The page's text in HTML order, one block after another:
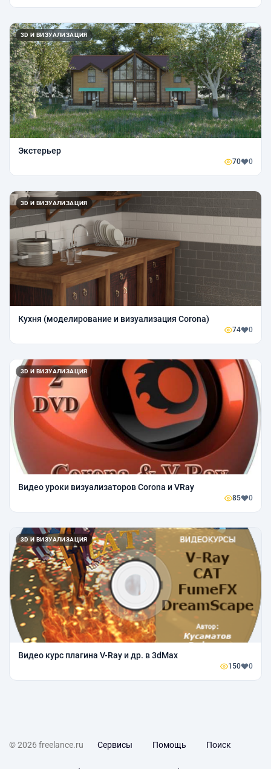
3D И ВИЗУАЛИЗАЦИЯ
Экстерьер
70 0
3D И ВИЗУАЛИЗАЦИЯ
Кухня (моделирование и визуализация Corona)
74 0
3D И ВИЗУАЛИЗАЦИЯ
Видео уроки визуализаторов Corona и VRay
85 0
3D И ВИЗУАЛИЗАЦИЯ
Видео курс плагина V-Ray и др. в 3dMax
150 0
© 2026 freelance.ru Сервисы Помощь Поиск